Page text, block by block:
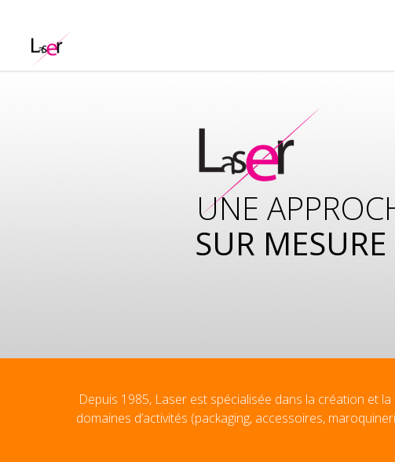
SUR MESURE
UNE
Depuis 1985, Laser est spécialisée dans la création et
domaines d’activités (packaging, accessoires,